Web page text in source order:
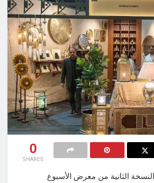
0
SHARES
الثانية من معرض الأسبوع